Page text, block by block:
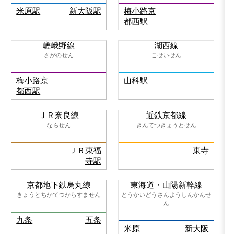
米原駅 新大阪駅
梅小路京
都西駅
嵯峨野線
さがのせん
梅小路京
都西駅
湖西線
こせいせん
山科駅
ＪＲ奈良線
ならせん
ＪＲ東福
寺駅
近鉄京都線
きんてつきょうとせん
東寺
京都地下鉄烏丸線
きょうとちかてつからすません
九条 五条
東海道・山陽新幹線
とうかいどうさんようしんかんせ
ん
米原 新大阪